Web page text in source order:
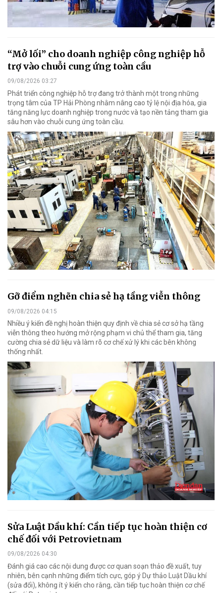
“Mở lối” cho doanh nghiệp công nghiệp hỗ
trợ vào chuỗi cung ứng toàn cầu
09/08/2026 03:27
Phát triển công nghiệp hỗ trợ đang trở thành một trong những
trọng tâm của TP Hải Phòng nhằm nâng cao tỷ lệ nội địa hóa, gia
tăng năng lực doanh nghiệp trong nước và tạo nền tảng tham gia
sâu hơn vào chuỗi cung ứng toàn cầu.
Gỡ điểm nghẽn chia sẻ hạ tầng viễn thông
09/08/2026 04:15
Nhiều ý kiến đề nghị hoàn thiện quy định về chia sẻ cơ sở hạ tầng
viễn thông theo hướng mở rộng phạm vi chủ thể tham gia, tăng
cường chia sẻ dữ liệu và làm rõ cơ chế xử lý khi các bên không
thống nhất.
Sửa Luật Dầu khí: Cần tiếp tục hoàn thiện cơ
chế đối với Petrovietnam
09/08/2026 04:30
Đánh giá cao các nội dung được cơ quan soạn thảo đề xuất, tuy
nhiên, bên cạnh những điểm tích cực, góp ý Dự thảo Luật Dầu khí
(sửa đổi), không ít ý kiến cho rằng, cần tiếp tục hoàn thiện cơ chế